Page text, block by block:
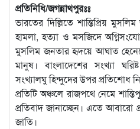
প্রতিনিধি/জগন্নাথপুরঃঃ
ভারতের দিল্লিতে শান্তিপ্রিয়
হামলা, হত্যা ও মসজিদে
মুসলিম জনতার হৃদয়ে আঘাত
মানুষ। বাংলাদেশের সংখ্যা
সংখ্যালঘু হিন্দুদের উপর প্রতিশোধ
প্রতিটি অঞ্চলে রাজপথে নেমে
প্রতিবাদ জানাচ্ছেন। এতে আবারো
জাতি।